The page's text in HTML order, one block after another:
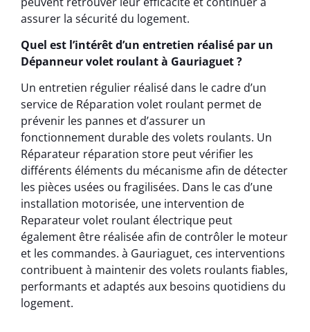
assurer la sécurité du logement.
Quel est l’intérêt d’un entretien réalisé par un
Dépanneur volet roulant à Gauriaguet ?
Un entretien régulier réalisé dans le cadre d’un
service de Réparation volet roulant permet de
prévenir les pannes et d’assurer un
fonctionnement durable des volets roulants. Un
Réparateur réparation store peut vérifier les
différents éléments du mécanisme afin de détecter
les pièces usées ou fragilisées. Dans le cas d’une
installation motorisée, une intervention de
Reparateur volet roulant électrique peut
également être réalisée afin de contrôler le moteur
et les commandes. à Gauriaguet, ces interventions
contribuent à maintenir des volets roulants fiables,
performants et adaptés aux besoins quotidiens du
logement.